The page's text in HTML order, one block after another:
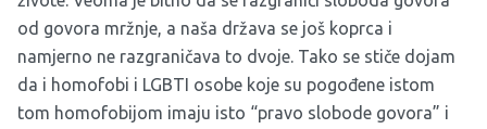
od govora mržnje, a naša država se još koprca i
namjerno ne razgraničava to dvoje. Tako se stiče dojam
da i homofobi i LGBTI osobe koje su pogođene istom
tom homofobijom imaju isto “pravo slobode govora” i